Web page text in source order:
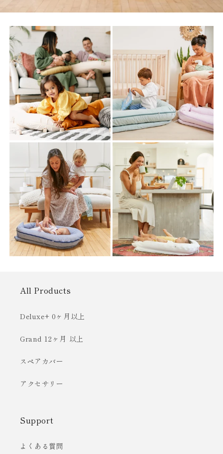
All Products
Deluxe+ 0ヶ月以上
Grand 12ヶ月 以上
スペアカバー
アクセサリー
Support
よくある質問